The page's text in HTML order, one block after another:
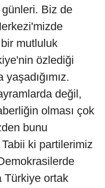
Biz de
mutluluk
özlediği
değil,
olması çok
bunu
ki partilerimiz
Türkiye ortak